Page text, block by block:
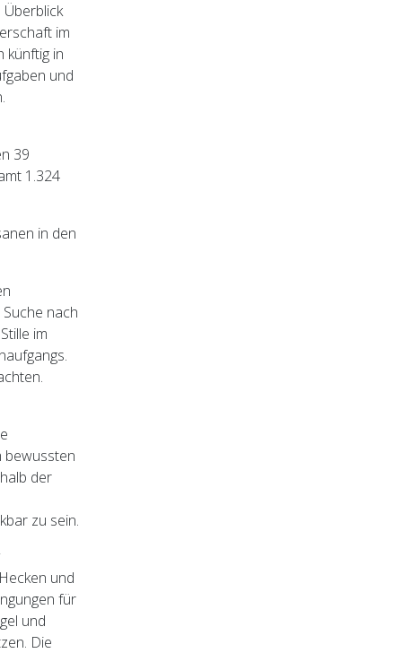
im
künftig in
und
39
1.324
in den
nach
im
bewussten
der
zu sein.
und
für
und
Die